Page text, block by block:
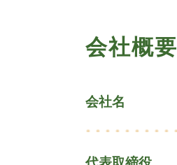
会社概要
会社名